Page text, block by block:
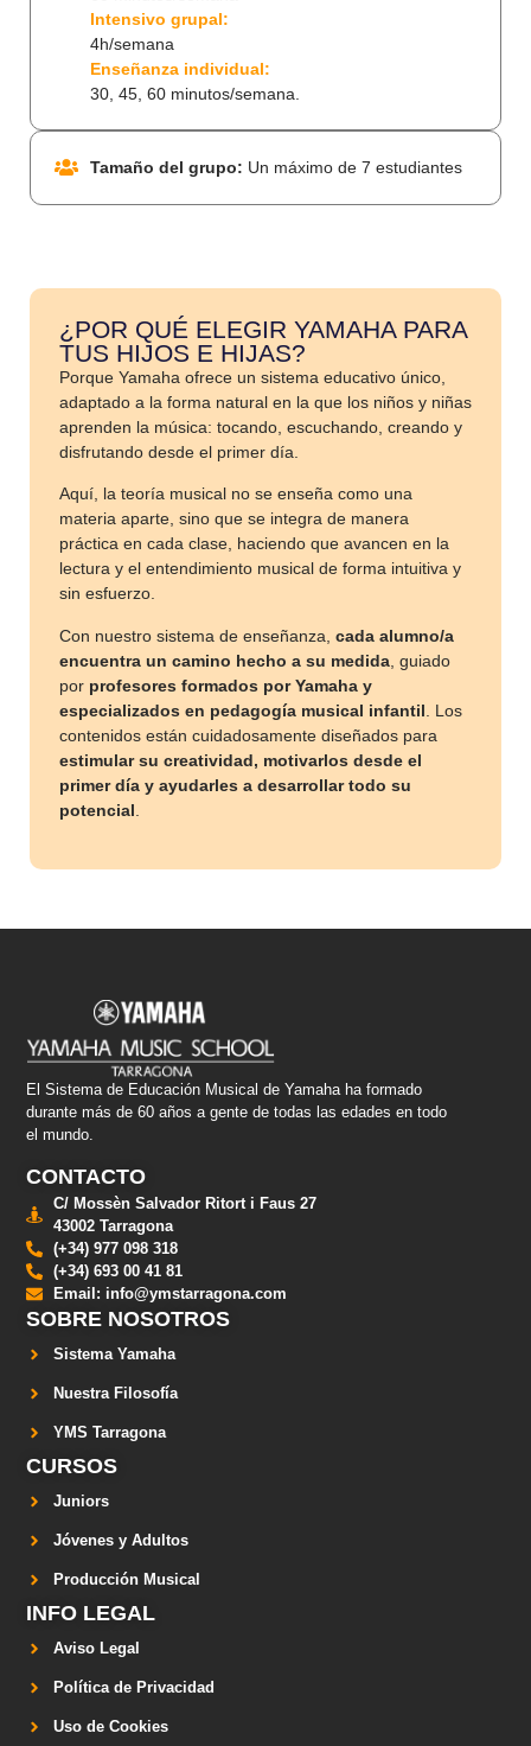
Intensivo grupal:
4h/semana
Enseñanza individual:
30, 45, 60 minutos/semana.
Tamaño del grupo: Un máximo de 7 estudiantes
¿POR QUÉ ELEGIR YAMAHA PARA
TUS HIJOS E HIJAS?
Porque Yamaha ofrece un sistema educativo único,
adaptado a la forma natural en la que los niños y niñas
aprenden la música: tocando, escuchando, creando y
disfrutando desde el primer día.
Aquí, la teoría musical no se enseña como una
materia aparte, sino que se integra de manera
práctica en cada clase, haciendo que avancen en la
lectura y el entendimiento musical de forma intuitiva y
sin esfuerzo.
Con nuestro sistema de enseñanza, cada alumno/a
encuentra un camino hecho a su medida , guiado
por profesores formados por Yamaha y
especializados en pedagogía musical infantil . Los
contenidos están cuidadosamente diseñados para
estimular su creatividad, motivarlos desde el
primer día y ayudarles a desarrollar todo su
potencial
El Sistema de Educación Musical de Yamaha ha formado
durante más de 60 años a gente de todas las edades en todo
el mundo.
CONTACTO
C/ Mossèn Salvador Ritort i Faus 27
43002 Tarragona
(+34) 977 098 318
(+34) 693 00 41 81
Email: info@ymstarragona.com
SOBRE NOSOTROS
Sistema Yamaha
Nuestra Filosofía
YMS Tarragona
CURSOS
Juniors
Jóvenes y Adultos
Producción Musical
INFO LEGAL
Aviso Legal
Política de Privacidad
Uso de Cookies